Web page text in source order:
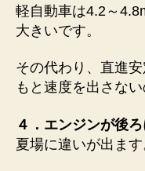
軽自動車は4.2～
大きいです。
その代わり、 直進
もと速度を出さな
４．エンジンが後
夏場に違いが出ます